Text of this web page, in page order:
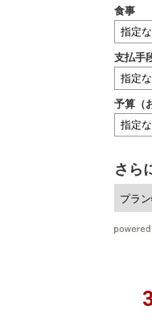
食事
支払手
予算（
さら
プラ